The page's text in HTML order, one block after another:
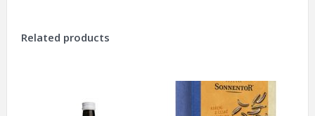
Related products